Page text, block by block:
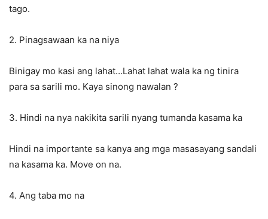
tago.
2. Pinagsawaan ka na niya
Binigay mo kasi ang lahat…Lahat lahat wala ka ng tinira
para sa sarili mo. Kaya sinong nawalan ?
3. Hindi na nya nakikita sarili nyang tumanda kasama ka
Hindi na importante sa kanya ang mga masasayang sandali
na kasama ka. Move on na.
4. Ang taba mo na